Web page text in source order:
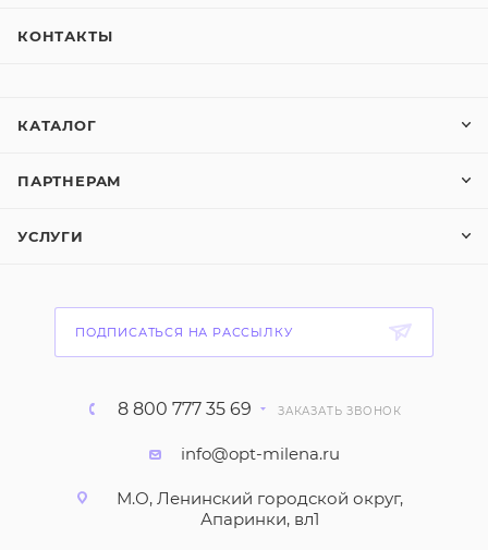
КОНТАКТЫ
КАТАЛОГ
ПАРТНЕРАМ
УСЛУГИ
ПОДПИСАТЬСЯ НА РАССЫЛКУ
8 800 777 35 69 ЗАКАЗАТЬ ЗВОНОК
info@opt-milena.ru
М.О, Ленинский городской округ,
Апаринки, вл1